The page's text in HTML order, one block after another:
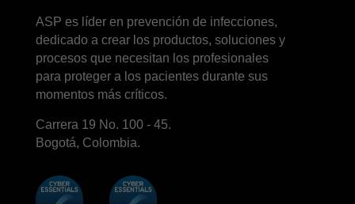
ASP es líder en prevención de infecciones,
dedicado a crear los productos, soluciones y
procesos que necesitan los profesionales
para proteger a los pacientes durante sus
momentos más críticos.
Carrera 19 No. 100 - 45.
Bogotá, Colombia.